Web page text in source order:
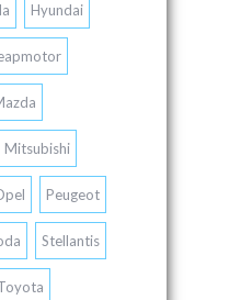
Hyundai
Mitsubishi
Peugeot
Stellantis